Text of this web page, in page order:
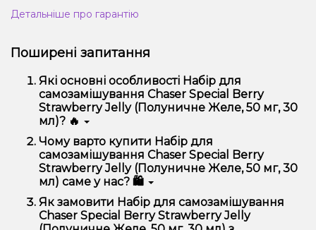
Детальніше про гарантію
Поширені запитання
Які основні особливості Набір для
самозамішування Chaser Special Berry
Strawberry Jelly (Полуничне Желе, 50 мг, 30
мл)? 🔥
Набір для самозамішування Chaser Special Berry
Strawberry Jelly (Полуничне Желе, 50 мг, 30 мл)
відрізняється високою якістю, зручністю
використання та надійністю.
Чому варто купити Набір для
самозамішування Chaser Special Berry
Strawberry Jelly (Полуничне Желе, 50 мг, 30
мл) саме у нас? 🛍️
Ми пропонуємо тільки оригінальну продукцію,
широкий асортимент, вигідні ціни та швидку
доставку. Крім того, у нас регулярні акції та знижки
Як замовити Набір для самозамішування
Chaser Special Berry Strawberry Jelly